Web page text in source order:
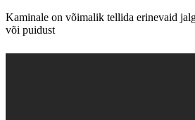
Kaminale on võimalik tellida erinevaid